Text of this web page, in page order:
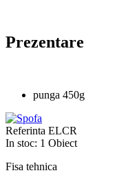
Prezentare
punga 450g
Referinta ELCR
In stoc: 1 Obiect
Fisa tehnica